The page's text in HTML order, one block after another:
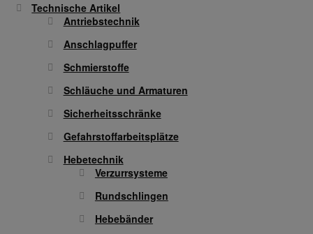
Technische Artikel
Antriebstechnik
Anschlagpuffer
Schmierstoffe
Schläuche und Armaturen
Sicherheitsschränke
Gefahrstoffarbeitsplätze
Hebetechnik
Verzurrsysteme
Rundschlingen
Hebebänder